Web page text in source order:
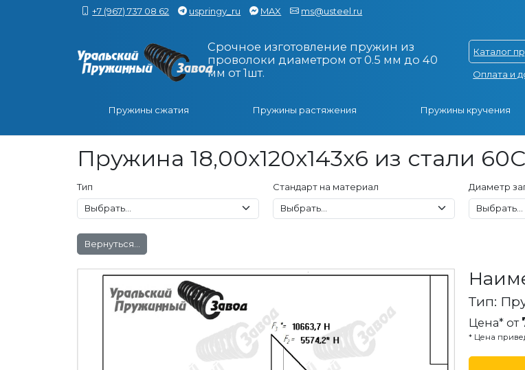
+7 (967) 737 08 62 uspringy_ru MAX ms@usteel.ru
Срочное изготовление пружин из
проволоки диаметром от 0.5 мм до 40
мм от 1шт.
Каталог
Оплата и
Пружины сжатия Пружины растяжения Пружины кручения
Пружина 18,00x120x143x6 из стали
Тип Стандарт на материал Диаметр
Вернуться...
Тип:
Цена* от
* Цена